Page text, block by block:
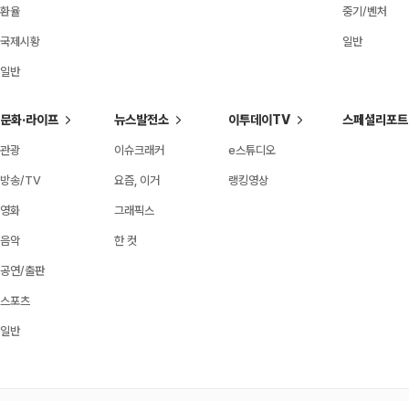
환율
국제시황
일반
중기/벤처
일반
문화·라이프
관광
방송/TV
영화
음악
공연/출판
스포츠
일반
뉴스발전소
이슈크래커
요즘, 이거
그래픽스
한 컷
이투데이TV
e스튜디오
랭킹영상
스페셜리포트